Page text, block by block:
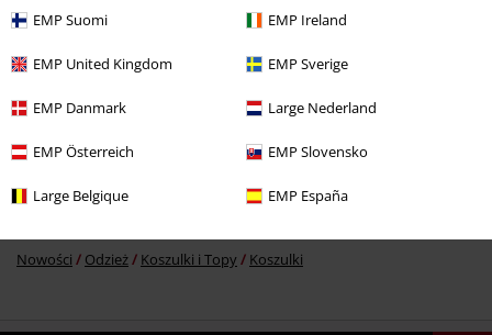
EMP Suomi EMP Ireland
EMP United Kingdom EMP Sverige
EMP Danmark Large Nederland
EMP Österreich EMP Slovensko
Large Belgique EMP España
Nowości Odzież Koszulki i Topy Koszulki